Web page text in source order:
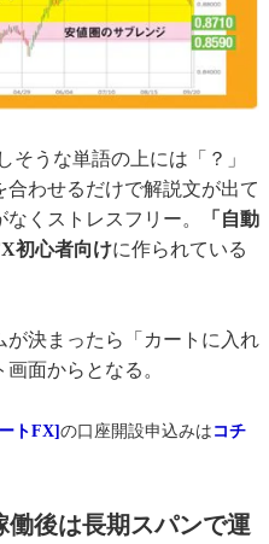
うな単語の上には「？」
わせるだけで解説文が出て
くストレスフリー。
「自動
初心者向けに作られている
決まったら「カートに入れ
面からとなる。
トFX] の口座開設申込みは コチ
働後は長期スパンで運